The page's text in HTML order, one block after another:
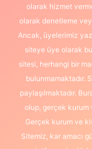
olarak hizmet
olarak denetleme
Ancak, üyelerimiz
siteye üye olarak
sitesi, herhangi bir
bulunmamaktadır.
paylaşılmaktadır.
olup, gerçek kurum
Gerçek kurum ve
Sitemiz, kar amacı